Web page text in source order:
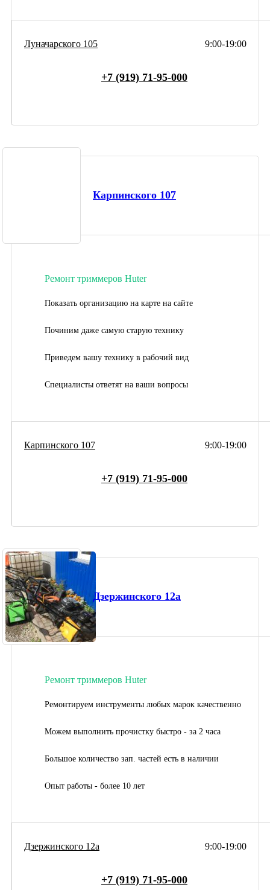
9:00-19:00
Луначарского 105
+7 (919) 71-95-000
Карпинского 107
Ремонт триммеров Huter
Показать организацию на карте на сайте
Починим даже самую старую технику
Приведем вашу технику в рабочий вид
Специалисты ответят на ваши вопросы
9:00-19:00
Карпинского 107
+7 (919) 71-95-000
Дзержинского 12а
Ремонт триммеров Huter
Ремонтируем инструменты любых марок качественно
Можем выполнить прочистку быстро - за 2 часа
Большое количество зап. частей есть в наличии
Опыт работы - более 10 лет
9:00-19:00
Дзержинского 12а
+7 (919) 71-95-000